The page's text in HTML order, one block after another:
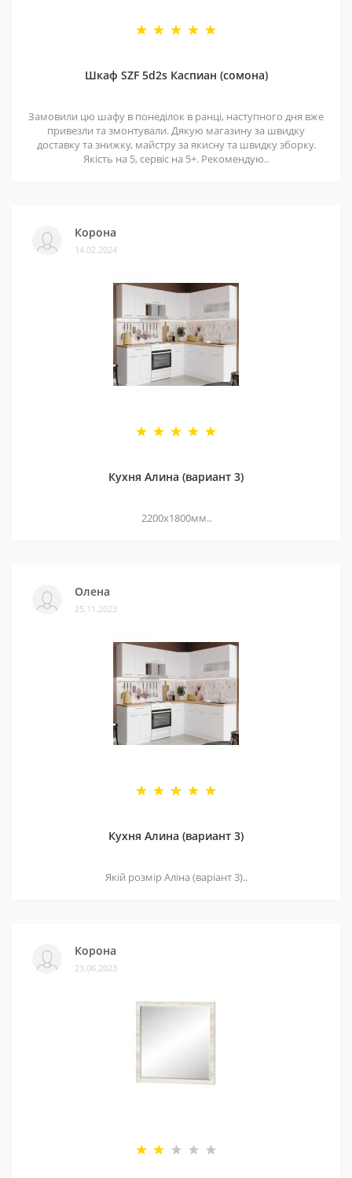
Шкаф SZF 5d2s Каспиан (сомона)
Замовили цю шафу в понеділок в ранці, наступного дня вже
привезли та змонтували. Дякую магазину за швидку
доставку та знижку, майстру за якисну та швидку зборку.
Якість на 5, сервіс на 5+. Рекомендую..
Корона
14.02.2024
Кухня Алина (вариант 3)
2200х1800мм..
Олена
25.11.2023
Кухня Алина (вариант 3)
Якій розмір Аліна (варіант 3)..
Корона
23.06.2023